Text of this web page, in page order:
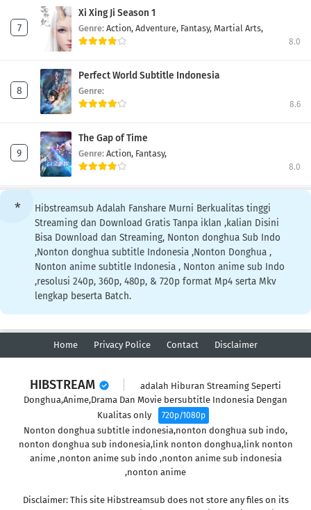
Xi Xing Ji Season 1
Genre: Action, Adventure, Fantasy, Martial Arts,
8.0
Perfect World Subtitle Indonesia
Genre:
8.6
The Gap of Time
Genre: Action, Fantasy,
8.0
Hibstreamsub Adalah Fanshare Murni Berkualitas tinggi
Streaming dan Download Gratis Tanpa iklan ,kalian Disini
Bisa Download dan Streaming, Nonton donghua Sub Indo
,Nonton donghua subtitle Indonesia ,Nonton Donghua ,
Nonton anime subtitle Indonesia , Nonton anime sub Indo
,resolusi 240p, 360p, 480p, & 720p format Mp4 serta Mkv
lengkap beserta Batch.
Home Privacy Police Contact Disclaimer
HIBSTREAM
adalah Hiburan Streaming Seperti
Donghua,Anime,Drama Dan Movie bersubtitle Indonesia Dengan
Kualitas only
720p/1080p
Nonton donghua subtitle indonesia,nonton donghua sub indo,
nonton donghua sub indonesia,link nonton donghua,link nonton
anime ,nonton anime sub indo ,nonton anime sub indonesia
,nonton anime
Disclaimer: This site Hibstreamsub does not store any files on its